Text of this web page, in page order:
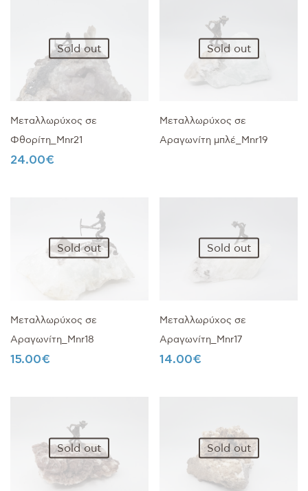
Sold out
Μεταλλωρύχος σε
Φθορίτη_Mnr21
24.00€
Sold out
Μεταλλωρύχος σε
Αραγωνίτη μπλέ_Mnr19
Sold out
Μεταλλωρύχος σε
Αραγωνίτη_Mnr18
15.00€
Sold out
Μεταλλωρύχος σε
Αραγωνίτη_Mnr17
14.00€
Sold out Sold out